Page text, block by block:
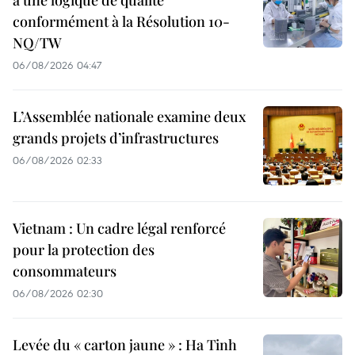
conformément à la Résolution 10-
NQ/TW
06/08/2026 04:47
L’Assemblée nationale examine deux
grands projets d’infrastructures
06/08/2026 02:33
Vietnam : Un cadre légal renforcé
pour la protection des
consommateurs
06/08/2026 02:30
Levée du « carton jaune » : Ha Tinh